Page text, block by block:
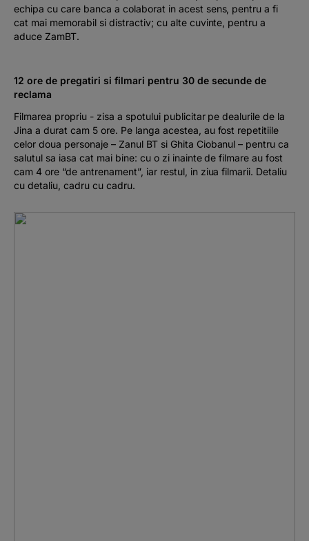
echipa cu care banca a colaborat in acest sens, pentru a fi
cat mai memorabil si distractiv; cu alte cuvinte, pentru a
aduce ZamBT.
12 ore de pregatiri si filmari pentru 30 de secunde de
reclama
Filmarea propriu - zisa a spotului publicitar pe dealurile de la
Jina a durat cam 5 ore. Pe langa acestea, au fost repetitiile
celor doua personaje – Zanul BT si Ghita Ciobanul – pentru ca
salutul sa iasa cat mai bine: cu o zi inainte de filmare au fost
cam 4 ore “de antrenament”, iar restul, in ziua filmarii. Detaliu
cu detaliu, cadru cu cadru.